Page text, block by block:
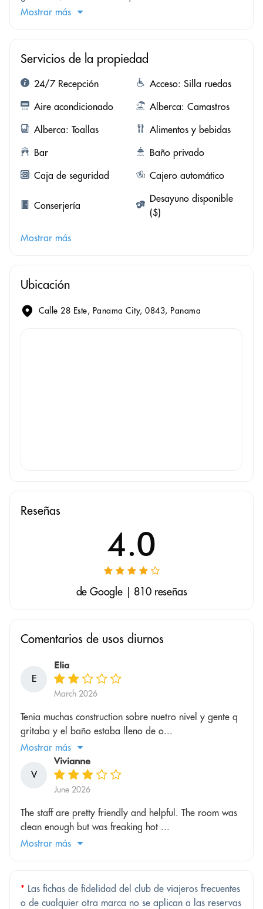
Mostrar más
Servicios de la propiedad
24/7 Recepción
Acceso: Silla ruedas
Aire acondicionado
Alberca: Camastros
Alberca: Toallas
Alimentos y bebidas
Bar
Baño privado
Caja de seguridad
Cajero automático
Conserjería
Desayuno disponible
($)
Mostrar más
Ubicación
Calle 28 Este, Panama City, 0843, Panama
Reseñas
4.0
de Google | 810 reseñas
Comentarios de usos diurnos
E
Elia
March 2026
Tenia muchas construction sobre nuetro nivel y gente q
gritaba y el baño estaba lleno de o...
Mostrar más
V
Vivianne
June 2026
The staff are pretty friendly and helpful. The room was
clean enough but was freaking hot ...
Mostrar más
* Las fichas de fidelidad del club de viajeros frecuentes
o de cualquier otra marca no se aplican a las reservas